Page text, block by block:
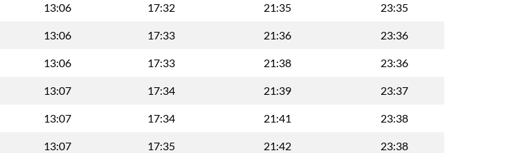
13:06 17:32 21:35 23:35
13:06 17:33 21:36 23:36
13:06 17:33 21:38 23:36
13:07 17:34 21:39 23:37
13:07 17:34 21:41 23:38
13:07 17:35 21:42 23:38